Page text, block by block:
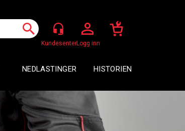
Logg inn
NEDLASTINGER HISTORIEN